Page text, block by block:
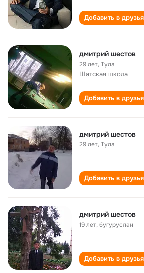
Добавить в друзья
дмитрий шестов
29 лет,Тула
Шатская школа
Добавить в друзья
дмитрий шестов
29 лет,Тула
Добавить в друзья
дмитрий шестов
19 лет,бугуруслан
Добавить в друзья